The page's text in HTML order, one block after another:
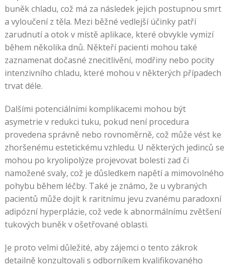
buněk chladu, což má za následek jejich postupnou smrt
a vyloučení z těla. Mezi běžné vedlejší účinky patří
zarudnutí a otok v místě aplikace, které obvykle vymizí
během několika dnů. Někteří pacienti mohou také
zaznamenat dočasné znecitlivění, modřiny nebo pocity
intenzivního chladu, které mohou v některých případech
trvat déle.
Dalšími potenciálními komplikacemi mohou být
asymetrie v redukci tuku, pokud není procedura
provedena správně nebo rovnoměrně, což může vést ke
zhoršenému estetickému vzhledu. U některých jedinců se
mohou po kryolipolýze projevovat bolesti zad či
namožené svaly, což je důsledkem napětí a mimovolného
pohybu během léčby. Také je známo, že u vybraných
pacientů může dojít k raritnímu jevu zvanému paradoxní
adipózní hyperplázie, což vede k abnormálnímu zvětšení
tukových buněk v ošetřované oblasti.
Je proto velmi důležité, aby zájemci o tento zákrok
detailně konzultovali s odborníkem kvalifikovaného